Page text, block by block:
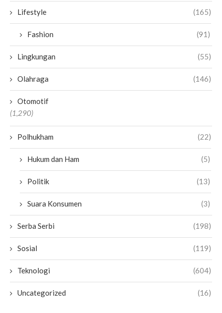
Lifestyle (165)
Fashion (91)
Lingkungan (55)
Olahraga (146)
Otomotif
(1,290)
Polhukham (22)
Hukum dan Ham (5)
Politik (13)
Suara Konsumen (3)
Serba Serbi (198)
Sosial (119)
Teknologi (604)
Uncategorized (16)